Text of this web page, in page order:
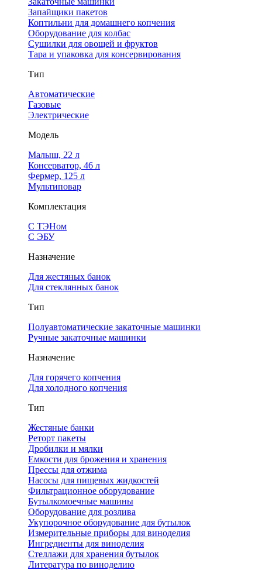
Запайщики пакетов
Коптильни для домашнего копчения
Оборудование для колбас
Сушилки для овощей и фруктов
Тара и упаковка для консервирования
Тип
Автоматические
Газовые
Электрические
Модель
Малыш, 22 л
Консерватор, 46 л
Фермер, 125 л
Мультиповар
Комплектация
С ТЭНом
С ЭБУ
Назначение
Для жестяных банок
Для стеклянных банок
Тип
Полуавтоматические закаточные машинки
Ручные закаточные машинки
Назначение
Для горячего копчения
Для холодного копчения
Тип
Жестяные банки
Реторт пакеты
Дробилки и мялки
Емкости для брожения и хранения
Прессы для отжима
Насосы для пищевых жидкостей
Фильтрационное оборудование
Бутылкомоечные машины
Оборудование для розлива
Укупорочное оборудование для бутылок
Измерительные приборы для виноделия
Ингредиенты для виноделия
Стеллажи для хранения бутылок
Литература по виноделию